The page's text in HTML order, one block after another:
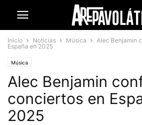
Inicio Noticias Música
Alec Benjamin
España en 2025
Música
Alec Benjamin
conciertos en
2025